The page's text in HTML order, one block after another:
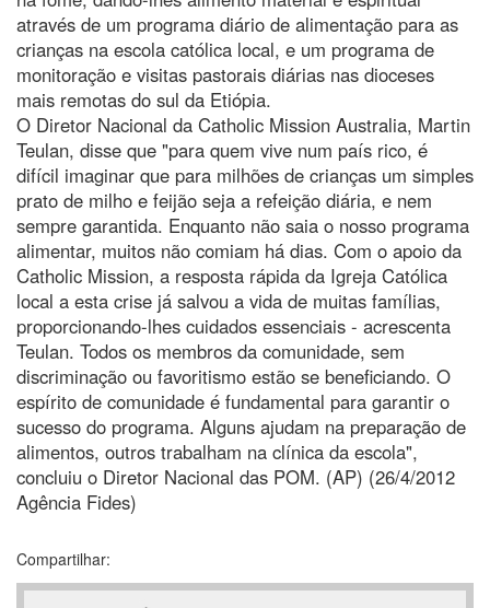
através de um programa diário de alimentação para as
crianças na escola católica local, e um programa de
monitoração e visitas pastorais diárias nas dioceses
mais remotas do sul da Etiópia.
O Diretor Nacional da Catholic Mission Australia, Martin
Teulan, disse que "para quem vive num país rico, é
difícil imaginar que para milhões de crianças um simples
prato de milho e feijão seja a refeição diária, e nem
sempre garantida. Enquanto não saia o nosso programa
alimentar, muitos não comiam há dias. Com o apoio da
Catholic Mission, a resposta rápida da Igreja Católica
local a esta crise já salvou a vida de muitas famílias,
proporcionando-lhes cuidados essenciais - acrescenta
Teulan. Todos os membros da comunidade, sem
discriminação ou favoritismo estão se beneficiando. O
espírito de comunidade é fundamental para garantir o
sucesso do programa. Alguns ajudam na preparação de
alimentos, outros trabalham na clínica da escola",
concluiu o Diretor Nacional das POM. (AP) (26/4/2012
Agência Fides)
Compartilhar: